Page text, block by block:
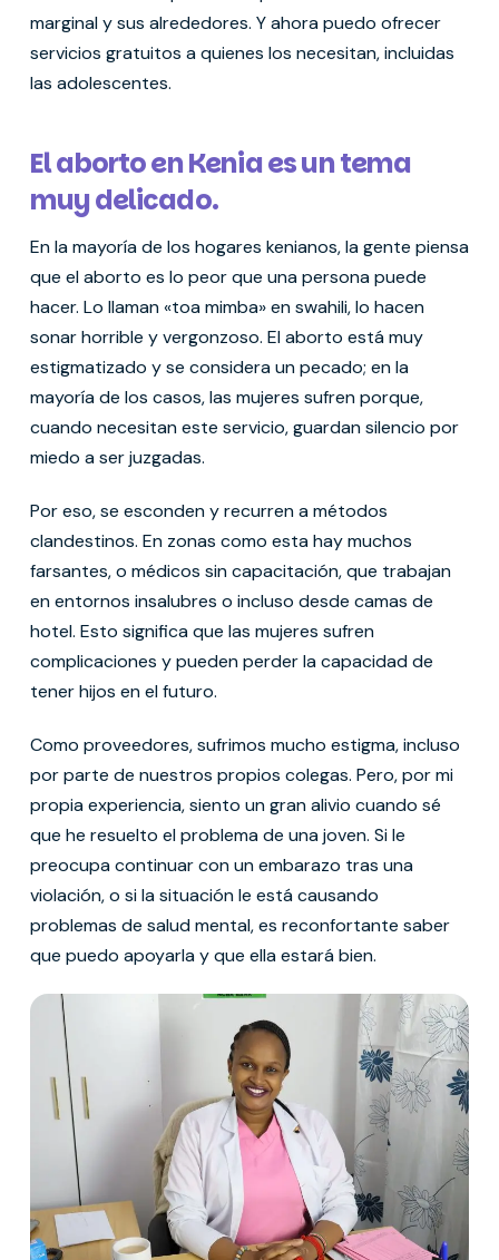
marginal y sus alrededores. Y ahora puedo ofrecer
servicios gratuitos a quienes los necesitan, incluidas
las adolescentes.
El aborto en Kenia es un tema
muy delicado.
En la mayoría de los hogares kenianos, la gente piensa
que el aborto es lo peor que una persona puede
hacer. Lo llaman «toa mimba» en swahili, lo hacen
sonar horrible y vergonzoso. El aborto está muy
estigmatizado y se considera un pecado; en la
mayoría de los casos, las mujeres sufren porque,
cuando necesitan este servicio, guardan silencio por
miedo a ser juzgadas.
Por eso, se esconden y recurren a métodos
clandestinos. En zonas como esta hay muchos
farsantes, o médicos sin capacitación, que trabajan
en entornos insalubres o incluso desde camas de
hotel. Esto significa que las mujeres sufren
complicaciones y pueden perder la capacidad de
tener hijos en el futuro.
Como proveedores, sufrimos mucho estigma, incluso
por parte de nuestros propios colegas. Pero, por mi
propia experiencia, siento un gran alivio cuando sé
que he resuelto el problema de una joven. Si le
preocupa continuar con un embarazo tras una
violación, o si la situación le está causando
problemas de salud mental, es reconfortante saber
que puedo apoyarla y que ella estará bien.